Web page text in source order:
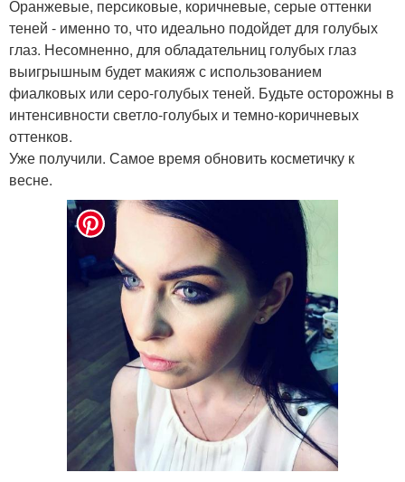
Оранжевые, персиковые, коричневые, серые оттенки
теней - именно то, что идеально подойдет для голубых
глаз. Несомненно, для обладательниц голубых глаз
выигрышным будет макияж с использованием
фиалковых или серо-голубых теней. Будьте осторожны в
интенсивности светло-голубых и темно-коричневых
оттенков.
Уже получили. Самое время обновить косметичку к
весне.